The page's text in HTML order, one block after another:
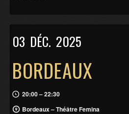
03 DÉC. 2025
BORDEAUX
20:00 – 22:30
Bordeaux – Théâtre Femina